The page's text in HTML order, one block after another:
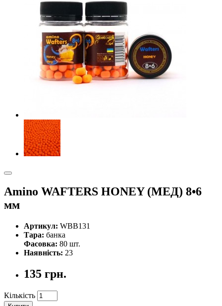
Amino WAFTERS HONEY (МЕД) 8•6
мм
Артикул: WBB131
Тара: банка
Фасовка: 80 шт.
Наявність: 23
135 грн.
Кількість